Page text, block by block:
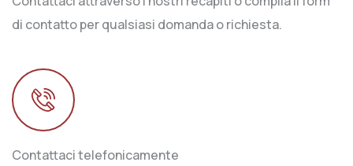
di contatto per qualsiasi domanda o richiesta.
Contattaci telefonicamente